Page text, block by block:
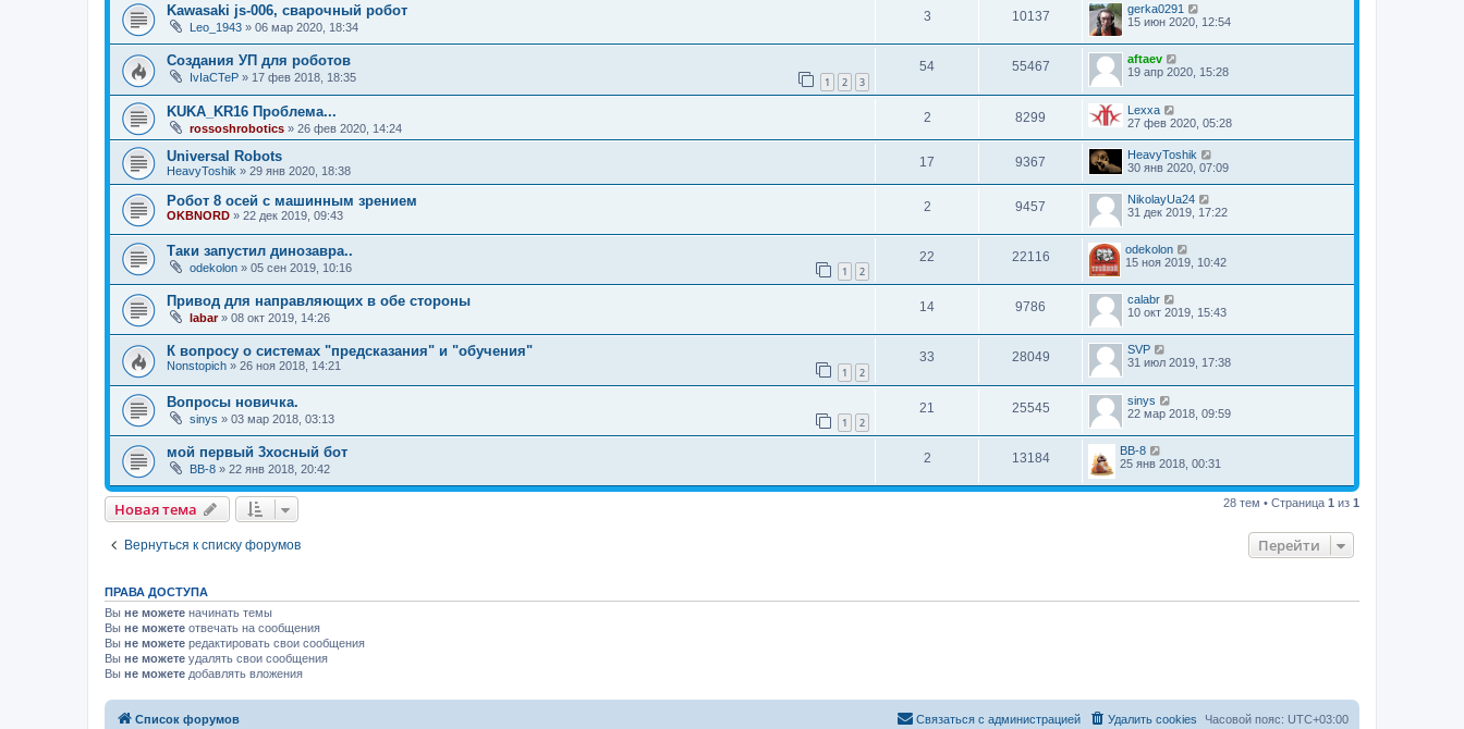
Kawasaki js-006, сварочный робот
Leo_1943 » 06 мар 2020, 18:34
3 10137
gerka0291
15 июн 2020, 12:54
Создания УП для роботов
IvIaCTeP » 17 фев 2018, 18:35 1 2 3
54 55467
aftaev
19 апр 2020, 15:28
KUKA_KR16 Проблема...
rossoshrobotics » 26 фев 2020, 14:24
2 8299
Lexxa
27 фев 2020, 05:28
Universal Robots
HeavyToshik » 29 янв 2020, 18:38
17 9367
HeavyToshik
30 янв 2020, 07:09
Робот 8 осей с машинным зрением
OKBNORD » 22 дек 2019, 09:43
2 9457
NikolayUa24
31 дек 2019, 17:22
Таки запустил динозавра..
odekolon » 05 сен 2019, 10:16 1 2
22 22116
odekolon
15 ноя 2019, 10:42
Привод для направляющих в обе стороны
labar» 08 окт 2019, 14:26
14 9786
calabr
10 окт 2019, 15:43
К вопросу о системах "предсказания" и "обучения"
Nonstopich » 26 ноя 2018, 14:21 1 2
33 28049
SVP
31 июл 2019, 17:38
Вопросы новичка.
sinys » 03 мар 2018, 03:13 1 2
21 25545
sinys
22 мар 2018, 09:59
мой первый 3хосный бот
BB-8 » 22 янв 2018, 20:42
2 13184
BB-8
25 янв 2018, 00:31
Новая тема 28 тем • Страница 1 из 1
Вернуться к списку форумов Перейти
ПРАВА ДОСТУПА
Вы не можете начинать темы
Вы не можете отвечать на сообщения
Вы не можете редактировать свои сообщения
Вы не можете удалять свои сообщения
Вы не можете добавлять вложения
Список форумов Часовой пояс: UTC+03:00
Удалить cookies
Связаться с администрацией